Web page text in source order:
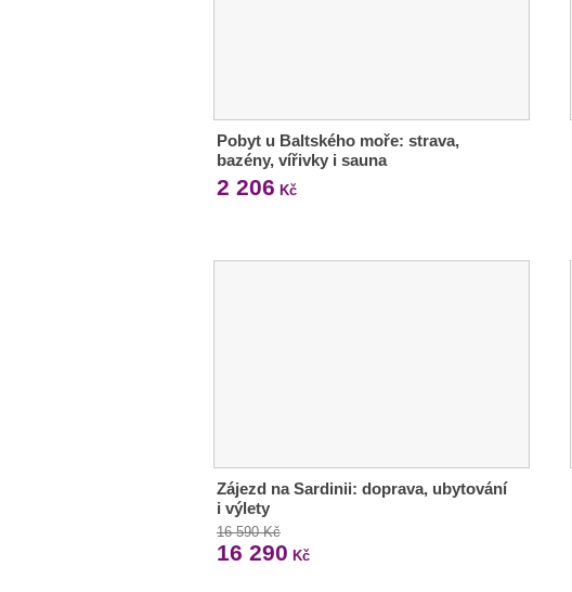
Pobyt u Baltského moře: strava,
bazény, vířivky i sauna
2 206 Kč
Zájezd na Sardinii: doprava, ubytování
i výlety
16 590 Kč
16 290 Kč